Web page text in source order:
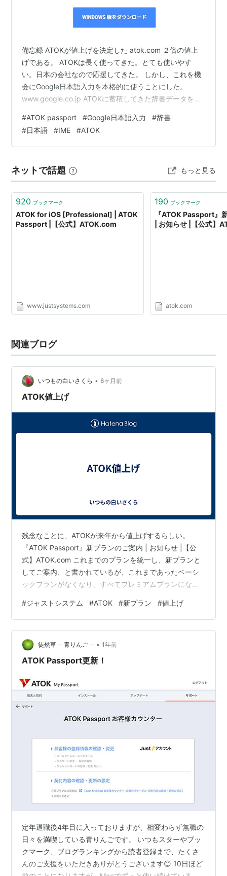
備忘録 ATOKが値上げを決定した atok.com ２倍の値上
げである。 ATOKは長く使ってきた。とても使いやす
い。日本の会社なので応援してきた。 しかし、これを機
会にGoogle日本語入力を本格的に使うことにした。
www.google.co.jp ATOKに蓄積してきた辞書データを、
記事を参考に、辞書データの移植をやってみた。
blog.8th-wonder.biz エディタで開いて加工 という作業
が重要だった。 （１）テキストファイルを、UTF-8 にす
これらの作業をやれ…
#ATOK passport #Google日本語入力 #辞書
#日本語 #IME #ATOK
ネットで話題 もっと見る
920 ブックマーク
ATOK for iOS [Professional] | ATOK
Passport |【公式】ATOK.com
www.justsystems.com
190 ブックマーク
『ATOK Passport』
| お知らせ |【公式】
atok.com
関連ブログ
いつもの白いさくら • 8ヶ月前
ATOK値上げ
残念なことに、ATOKが来年から値上げするらしい。
『ATOK Passport』新プランのご案内 | お知らせ |【公
式】ATOK.com これまでのプランを統一し、新プランと
してご案内、と書かれているが、これまであったベーシ
ックプランがなくなり、すべてプレミアムプランにな
ランは660円なのだ。 なので、ベーシックプランの人
は、そのまま継続すると勝手に660円になってしまう。
プレミアムプランだった人は何も変わらないが、ベーシ
ックプランやMacやAndroidプランの人は値上げとなる。
値上げといっても、プレミアムプランになるので、ベー
#ジャストシステム #ATOK #新プラン #値上げ
徒然草 ─ 青りんご ─ • 1年前
ATOK Passport更新！
定年退職後4年目に入っておりますが、相変わらず無職の
日々を満喫している青りんごです。 いつもスターやブッ
クマーク、ブログランキングから読者登録まで、たくさ
んのご支援をいただきありがとうございます😊 10日ほど